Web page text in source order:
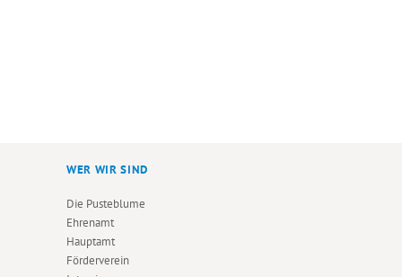
WER WIR SIND
Die Pusteblume
Ehrenamt
Hauptamt
Förderverein